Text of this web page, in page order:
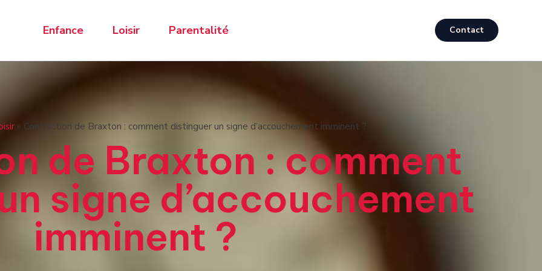
Enfance Loisir Parentalité Contact
» Contraction de Braxton : comment distinguer un signe d’accouchement imminent ?
de Braxton : comment
signe d’accouchement
imminent ?